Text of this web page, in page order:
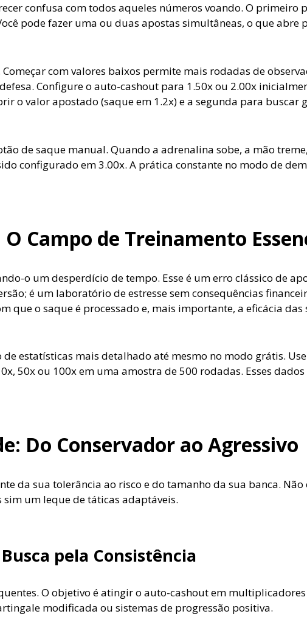
confusa com todos aqueles números voando. O primeiro
pode fazer uma ou duas apostas simultâneas, o que abre
Começar com valores baixos permite mais rodadas de
Configure o auto-cashout para 1.50x ou 2.00x
o valor apostado (saque em 1.2x) e a segunda para buscar
de saque manual. Quando a adrenalina sobe, a mão
configurado em 3.00x. A prática constante no modo de
Campo de Treinamento
o um desperdício de tempo. Esse é um erro clássico de
é um laboratório de estresse sem consequências
que o saque é processado e, mais importante, a eficácia das
estatísticas mais detalhado até mesmo no modo grátis.
50x ou 100x em uma amostra de 500 rodadas. Esses
Do Conservador ao Agressivo
da sua tolerância ao risco e do tamanho da sua banca. Não
um leque de táticas adaptáveis.
pela Consistência
O objetivo é atingir o auto-cashout em
modificada ou sistemas de progressão positiva.